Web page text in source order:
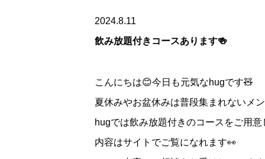
2024.8.11
飲み放題付きコースあります🍻
こんにちは😊今日も元気なhugです🧸
夏休みやお盆休みは普段集まれないメ
hugでは飲み放題付きのコースをご用
内容はサイトでご覧になれます👀